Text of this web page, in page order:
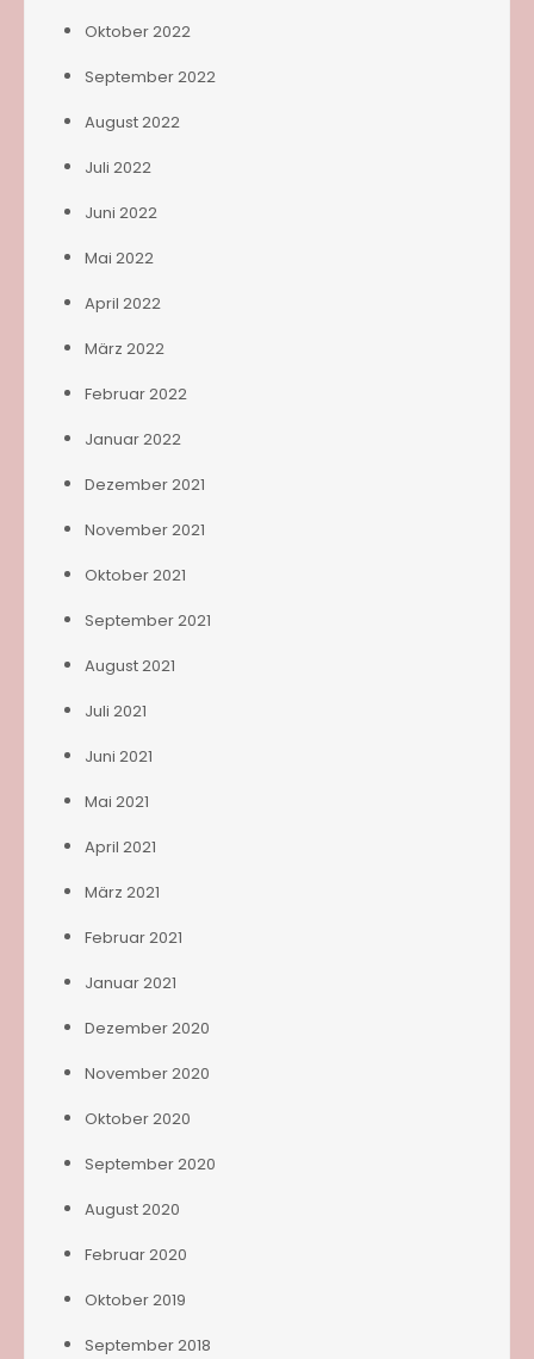
Oktober 2022
September 2022
August 2022
Juli 2022
Juni 2022
Mai 2022
April 2022
März 2022
Februar 2022
Januar 2022
Dezember 2021
November 2021
Oktober 2021
September 2021
August 2021
Juli 2021
Juni 2021
Mai 2021
April 2021
März 2021
Februar 2021
Januar 2021
Dezember 2020
November 2020
Oktober 2020
September 2020
August 2020
Februar 2020
Oktober 2019
September 2018